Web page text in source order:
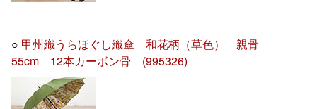
○ 甲州織うらほぐし織傘 和花柄（草色） 親骨
55cm 12本カーボン骨 (995326)